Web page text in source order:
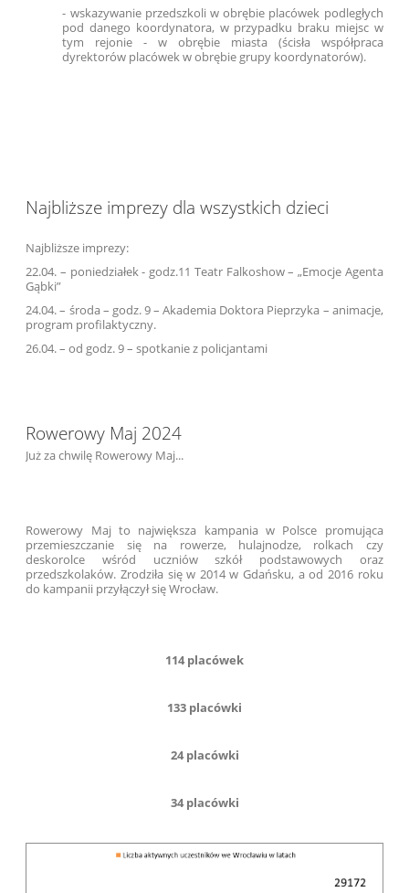
- wskazywanie przedszkoli w obrębie placówek podległych
pod danego koordynatora, w przypadku braku miejsc w
tym rejonie - w obrębie miasta (ścisła współpraca
dyrektorów placówek w obrębie grupy koordynatorów).
Najbliższe imprezy dla wszystkich dzieci
Najbliższe imprezy:
22.04. – poniedziałek - godz.11 Teatr Falkoshow – „Emocje Agenta
Gąbki”
24.04. – środa – godz. 9 – Akademia Doktora Pieprzyka – animacje,
program profilaktyczny.
26.04. – od godz. 9 – spotkanie z policjantami
Rowerowy Maj 2024
Już za chwilę Rowerowy Maj...
Rowerowy Maj to największa kampania w Polsce promująca
przemieszczanie się na rowerze, hulajnodze, rolkach czy
deskorolce wśród uczniów szkół podstawowych oraz
przedszkolaków. Zrodziła się w 2014 w Gdańsku, a od 2016 roku
do kampanii przyłączył się Wrocław.
114 placówek
133 placówki
24 placówki
34 placówki